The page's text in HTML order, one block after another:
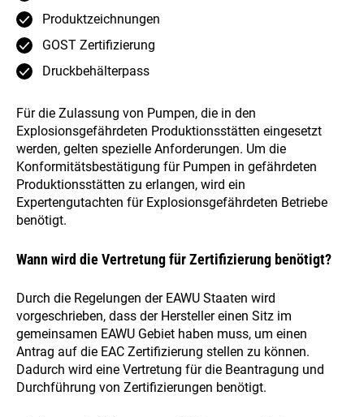
Produktzeichnungen
GOST Zertifizierung
Druckbehälterpass
Für die Zulassung von Pumpen, die in den
Explosionsgefährdeten Produktionsstätten eingesetzt
werden, gelten spezielle Anforderungen. Um die
Konformitätsbestätigung für Pumpen in gefährdeten
Produktionsstätten zu erlangen, wird ein
Expertengutachten für Explosionsgefährdeten Betriebe
benötigt.
Wann wird die Vertretung für Zertifizierung benötigt?
Durch die Regelungen der EAWU Staaten wird
vorgeschrieben, dass der Hersteller einen Sitz im
gemeinsamen EAWU Gebiet haben muss, um einen
Antrag auf die EAC Zertifizierung stellen zu können.
Dadurch wird eine Vertretung für die Beantragung und
Durchführung von Zertifizierungen benötigt.